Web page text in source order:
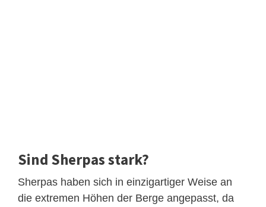
Sind Sherpas stark?
Sherpas haben sich in einzigartiger Weise an
die extremen Höhen der Berge angepasst, da